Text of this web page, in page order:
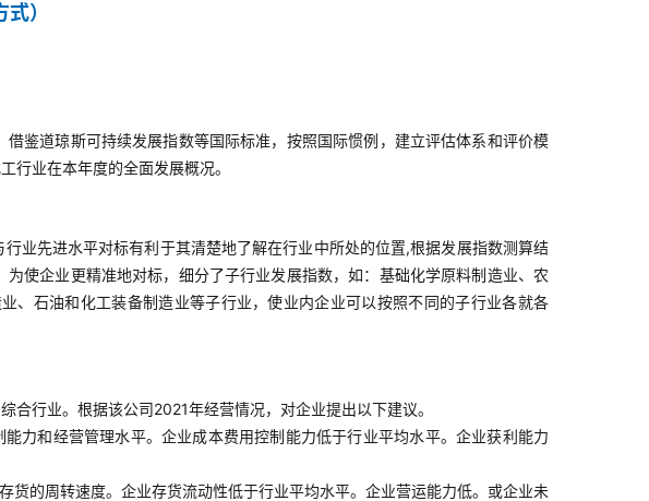
）
鉴道琼斯可持续发展指数等国际标准，按照国际惯例，建立评估体系和评价模
行业在本年度的全面发展概况。
业先进水平对标有利于其清楚地了解在行业中所处的位置,根据发展指数测算结
使企业更精准地对标，细分了子行业发展指数，如：基础化学原料制造业、农
、石油和化工装备制造业等子行业，使业内企业可以按照不同的子行业各就各
行业。根据该公司2021年经营情况，对企业提出以下建议。
力和经营管理水平。企业成本费用控制能力低于行业平均水平。企业获利能力
的周转速度。企业存货流动性低于行业平均水平。企业营运能力低。或企业未